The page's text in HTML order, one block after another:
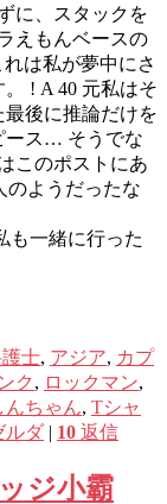
に、スタックを
えもんベースの
は私が夢中にさ
! A 40 元私はそ
後に推論だけを
ース… そうでな
このポストにあ
のようだったな
も一緒に行った
士, アジア, カプ
ク , ロックマン,
んちゃん, Tシャ
ルダ | 10 返信
ジ小霸